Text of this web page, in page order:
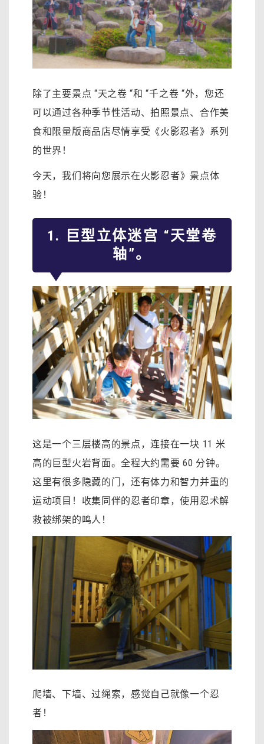
除了主要景点 “天之卷 “和 “千之卷 “外，您还
可以通过各种季节性活动、拍照景点、合作美
食和限量版商品店尽情享受《火影忍者》系列
的世界！
今天，我们将向您展示在火影忍者》景点体
验！
1. 巨型立体迷宫 “天堂卷
轴”。
这是一个三层楼高的景点，连接在一块 11 米
高的巨型火岩背面。全程大约需要 60 分钟。
这里有很多隐藏的门，还有体力和智力并重的
运动项目！收集同伴的忍者印章，使用忍术解
救被绑架的鸣人！
爬墙、下墙、过绳索，感觉自己就像一个忍
者！